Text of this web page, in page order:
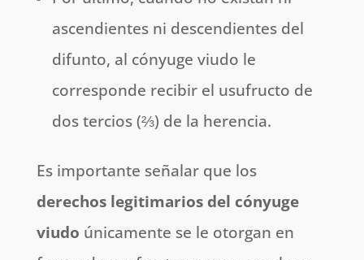
ascendientes ni descendientes del
difunto, al cónyuge viudo le
corresponde recibir el usufructo de
dos tercios (⅔) de la herencia.
Es importante señalar que los
derechos legitimarios del cónyuge
viudo únicamente se le otorgan en